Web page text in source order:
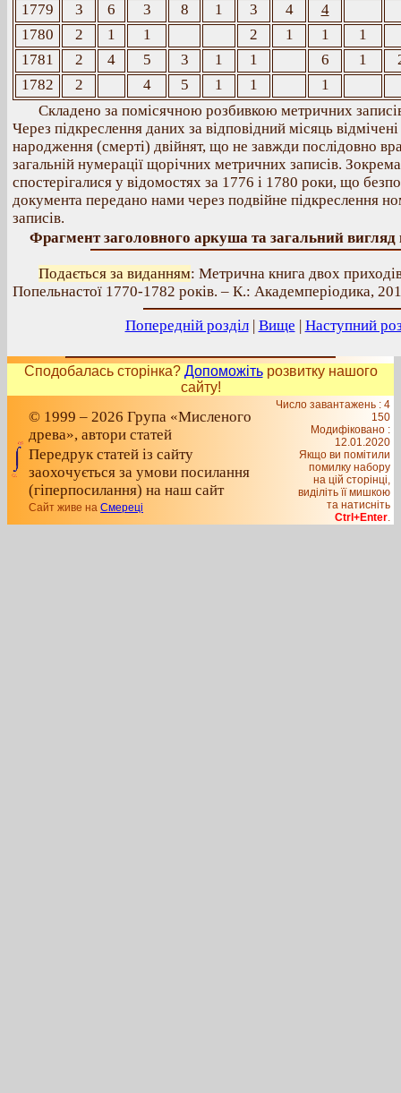
1779
3 6 3 8 1 3 4
4
1780
2 1 1 2 1 1
1
1781
2 4 5 3 1 1 6 1
1782
2 4 5 1 1
1
Складено за помісячною розбивкою метричних
Через підкреслення даних за відповідний місяць
народження (смерті) двійнят, що не завжди послідовно
загальній нумерації щорічних метричних записів.
спостерігалися у відомостях за 1776 і 1780 роки, що
документа передано нами через подвійне підкреслення
записів.
Фрагмент заголовного аркуша та загальний вигляд
Подається за виданням: Метрична книга двох
Попельнастої 1770-1782 років. – К.: Академперіодика,
Попередній розділ| Вище | Наступний
Сподобалась сторінка? Допоможітьрозвитку нашого
сайту!
© 1999 – 2026 Група «Мисленого
древа», автори статей
Передрук статей із сайту
заохочується за умови посилання
(гіперпосилання) на наш сайт
Сайт живе на Смереці
Число завантажень : 4
150
Модифіковано :
12.01.2020
Якщо ви помітили
помилку набору
на цiй сторiнцi,
видiлiть її мишкою
та натисніть
Ctrl+Enter.